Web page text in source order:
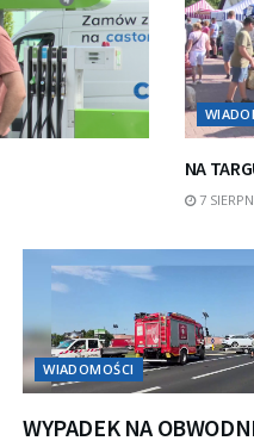
NA
7
WIADOMOŚCI
WYPADEK NA